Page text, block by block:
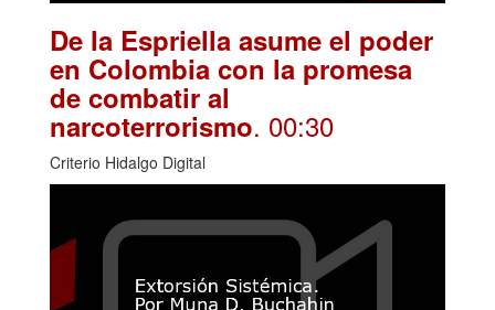
De la Espriella asume el poder
en Colombia con la promesa
de combatir al
narcoterrorismo. 00:30
Criterio Hidalgo Digital